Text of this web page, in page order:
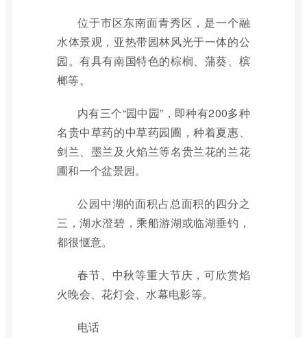
位于市区东南面青秀区，是一个融
水体景观，亚热带园林风光于一体的公
园。有具有南国特色的棕榈、蒲葵、槟
榔等。
内有三个“园中园”，即种有200多种
名贵中草药的中草药园圃，种着夏惠、
剑兰、墨兰及火焰兰等名贵兰花的兰花
圃和一个盆景园。
公园中湖的面积占总面积的四分之
三，湖水澄碧，乘船游湖或临湖垂钓，
都很惬意。
春节、中秋等重大节庆，可欣赏焰
火晚会、花灯会、水幕电影等。
电话